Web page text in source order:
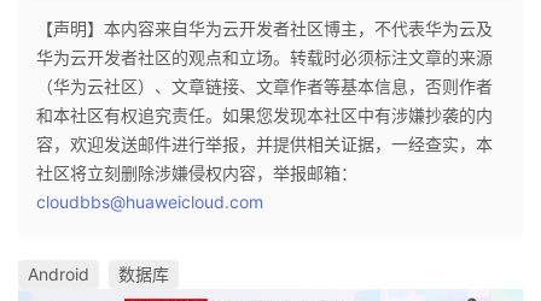
【声明】本内容来自华为云开发者社区博主，不代表华为云及
华为云开发者社区的观点和立场。转载时必须标注文章的来源
（华为云社区）、文章链接、文章作者等基本信息，否则作者
和本社区有权追究责任。如果您发现本社区中有涉嫌抄袭的内
容，欢迎发送邮件进行举报，并提供相关证据，一经查实，本
社区将立刻删除涉嫌侵权内容，举报邮箱：
cloudbbs@huaweicloud.com
Android 数据库